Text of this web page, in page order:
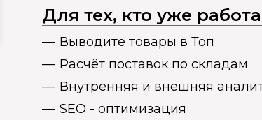
Для тех, кто уже
Выводите товары в Топ
Расчёт поставок по складам
Внутренняя и внешняя
SEO - оптимизация